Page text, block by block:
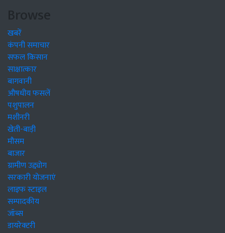
Browse
खबरें
कंपनी समाचार
सफल किसान
साक्षात्कार
बागवानी
औषधीय फसलें
पशुपालन
मशीनरी
खेती-बाड़ी
मौसम
बाजार
ग्रामीण उद्द्योग
सरकारी योजनाएं
लाइफ स्टाइल
सम्पादकीय
जॉब्स
डायरेक्टरी